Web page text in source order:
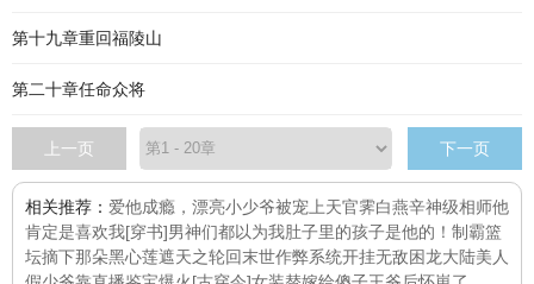
第十九章重回福陵山
第二十章任命众将
上一页 下一页
相关推荐： 爱他成瘾，漂亮小少爷被宠上天官霁白燕辛神级相师他
肯定是喜欢我[穿书]男神们都以为我肚子里的孩子是他的！ 制霸篮
坛摘下那朵黑心莲遮天之轮回末世作弊系统开挂无敌困龙大陆美人